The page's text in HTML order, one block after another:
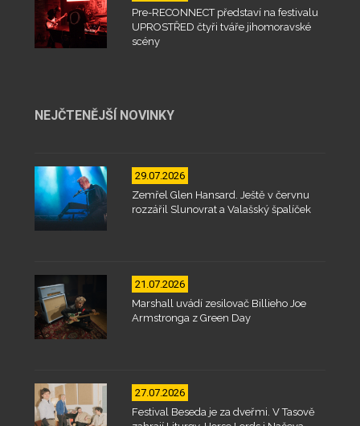
Pre-RECONNECT představí na festivalu
UPROSTŘED čtyři tváře jihomoravské
scény
NEJČTENĚJŠÍ NOVINKY
29.07.2026
Zemřel Glen Hansard. Ještě v červnu
rozzářil Slunovrat a Valašský špalíček
21.07.2026
Marshall uvádí zesilovač Billieho Joe
Armstronga z Green Day
27.07.2026
Festival Beseda je za dveřmi. V Tasově